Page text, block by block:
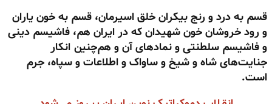
قسم به درد و رنج بیکران خلق اسیرمان، قسم به خون یاران
و رود خروشان خون شهیدان که در ایران هم، فاشیسم دینی
و فاشیسم سلطنتی و نمادهای آن و هم‌چنین انکار
جنایت‌های شاه و شیخ و ساواک و اطلاعات و سپاه، جرم
است.